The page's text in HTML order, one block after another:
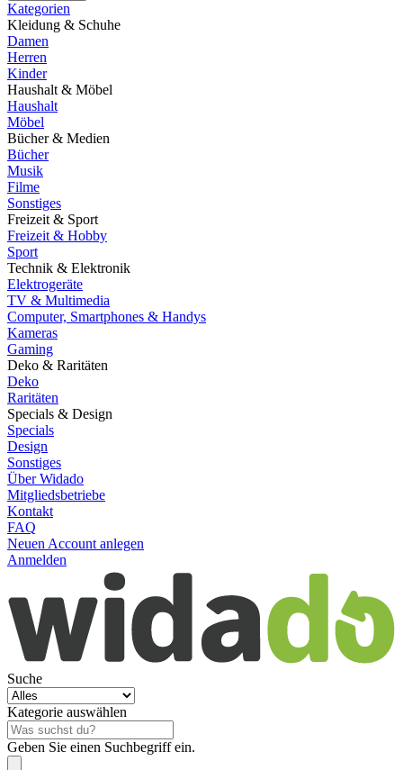
Kategorien
Kleidung & Schuhe
Damen
Herren
Kinder
Haushalt & Möbel
Haushalt
Möbel
Bücher & Medien
Bücher
Musik
Filme
Sonstiges
Freizeit & Sport
Freizeit & Hobby
Sport
Technik & Elektronik
Elektrogeräte
TV & Multimedia
Computer, Smartphones & Handys
Kameras
Gaming
Deko & Raritäten
Deko
Raritäten
Specials & Design
Specials
Design
Sonstiges
Über Widado
Mitgliedsbetriebe
Kontakt
FAQ
Neuen Account anlegen
Anmelden
Suche
Kategorie auswählen
Geben Sie einen Suchbegriff ein.